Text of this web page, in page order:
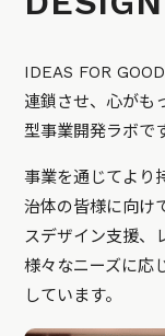
IDEAS FOR
連鎖させ、心がも
型事業開発ラボで
事業を通じてより
治体の皆様に向け
スデザイン支援、
様々なニーズに応
しています。